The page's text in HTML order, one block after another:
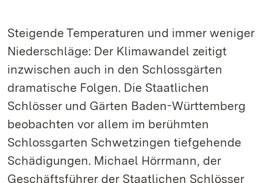
Steigende Temperaturen und immer weniger
Niederschläge: Der Klimawandel zeitigt
inzwischen auch in den Schlossgärten
dramatische Folgen. Die Staatlichen
Schlösser und Gärten Baden-Württemberg
beobachten vor allem im berühmten
Schlossgarten Schwetzingen tiefgehende
Schädigungen. Michael Hörrmann, der
Geschäftsführer der Staatlichen Schlösser